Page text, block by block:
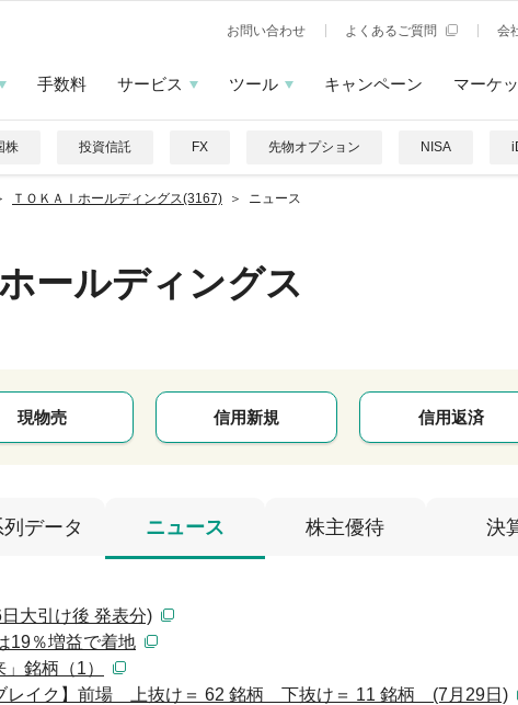
お問い合わせ よくあるご質問 会
手数料 サービス ツール キャンペーン マーケ
株 投資信託 FX 先物オプション NISA
ＴＯＫＡＩホールディングス(3167) ニュース
ールディングス
現物売 信用新規 信用返済
データ ニュース 株主優待 決
大引け後 発表分)
19％増益で着地
銘柄（1）
レイク】前場 上抜け＝ 62 銘柄 下抜け＝ 11 銘柄 (7月29日)